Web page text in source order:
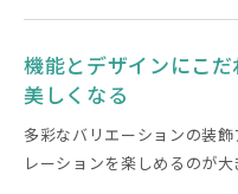
機能とデザインにこ
美しくなる
多彩なバリエーションの装
レーションを楽しめるのが大